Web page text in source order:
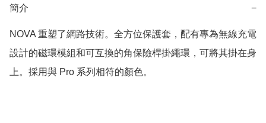
簡介 −
NOVA 重塑了網路技術。全方位保護套，配有專為無線充電
設計的磁環模組和可互換的角保險桿掛繩環，可將其掛在身
上。採用與 Pro 系列相符的顏色。